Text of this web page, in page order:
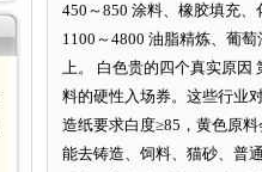
450～850 涂料、橡胶填充
1100～4800 油脂精炼、葡
上。 白色贵的四个真实原因
料的硬性入场券。这些行业
造纸要求白度≥85，黄色原
能去铸造、饲料、猫砂、普